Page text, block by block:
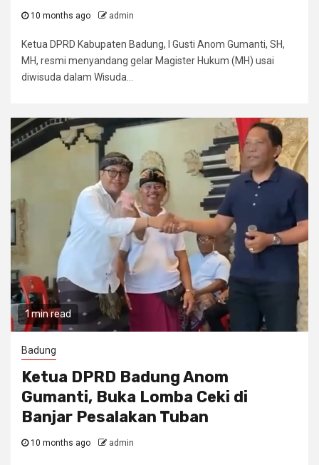
10 months ago admin
Ketua DPRD Kabupaten Badung, I Gusti Anom Gumanti, SH,
MH, resmi menyandang gelar Magister Hukum (MH) usai
diwisuda dalam Wisuda...
1 min read
Badung
Ketua DPRD Badung Anom
Gumanti, Buka Lomba Ceki di
Banjar Pesalakan Tuban
10 months ago admin